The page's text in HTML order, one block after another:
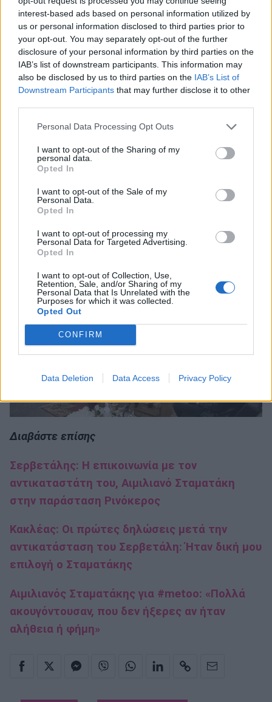
interest-based ads based on personal information utilized by
us or personal information disclosed to third parties prior to
your opt-out. You may separately opt-out of the further
disclosure of your personal information by third parties on the
IAB’s list of downstream participants. This information may
also be disclosed by us to third parties on the IAB’s List of
Downstream Participants that may further disclose it to other
Personal Data Processing Opt Outs
I want to opt-out of the Sharing of my
personal data.
Opted In
I want to opt-out of the Sale of my
Personal Data.
Opted In
I want to opt-out of processing my
Personal Data for Targeted Advertising.
Opted In
I want to opt-out of Collection, Use,
Retention, Sale, and/or Sharing of my
Personal Data that Is Unrelated with the
Purposes for which it was collected.
Opted Out
CONFIRM
Data Deletion Data Access Privacy Policy
πολλούς λόγους και θα είναι δύσκολη η
προσαρμογή και το πώς πρέπει σε δέκα μέρες
πρόβες να αφομοιωθεί ένας πολύ ιδιαίτερος
ρόλος. Γιατί δέχτηκα; Γιατί όχι; Πιστεύω ότι το
ανοιχτό το θέατρο έχει για μένα μεγάλη αξία
αυτή τη στιγμή. Μου έδωσε μεγάλη χαρά, ήθελα
να το κάνω».
Διαβάστε επίσης
Σερβετάλης: Η επικοινωνία με τον
αντικαταστάτη του, Αιμιλιανό Σταματάκη
στην παράσταση Ρινόκερος
Κακλέας: Οι πρώτες δηλώσεις μετά την
αντικατάσταση του Σερβετάλη: Ήταν δική μου
επιλογή ο Σταματάκης
Αιμιλιανός Σταματάκης για #metoo: «Πολλά
ακουγόντουσαν, που δεν ήξερες αν ήταν
αλήθεια ή φήμη»